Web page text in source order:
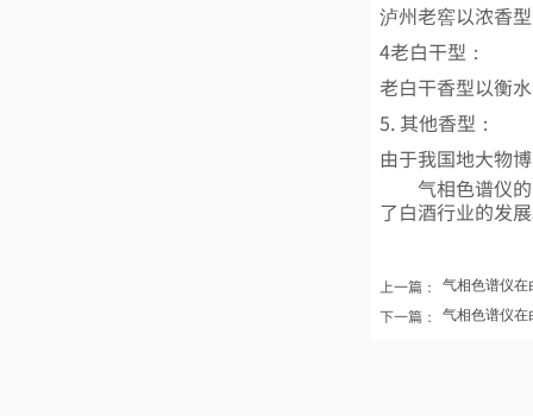
泸州老窖以浓香
4老白干型：
老白干香型以衡
5. 其他香型：
由于我国地大物
气相色谱仪的
了白酒行业的发
上一篇： 气相色谱仪在
下一篇： 气相色谱仪在